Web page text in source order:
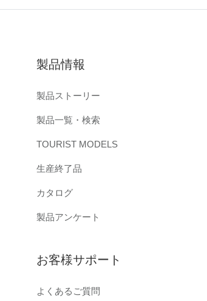
製品情報
製品ストーリー
製品一覧・検索
TOURIST MODELS
生産終了品
カタログ
製品アンケート
お客様サポート
よくあるご質問